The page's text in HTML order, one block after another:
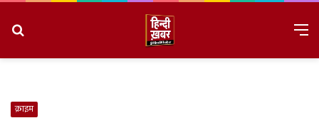
क्राइम